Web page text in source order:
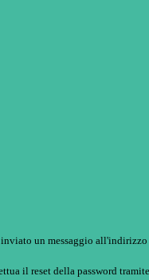
inviato un messaggio
il reset della password